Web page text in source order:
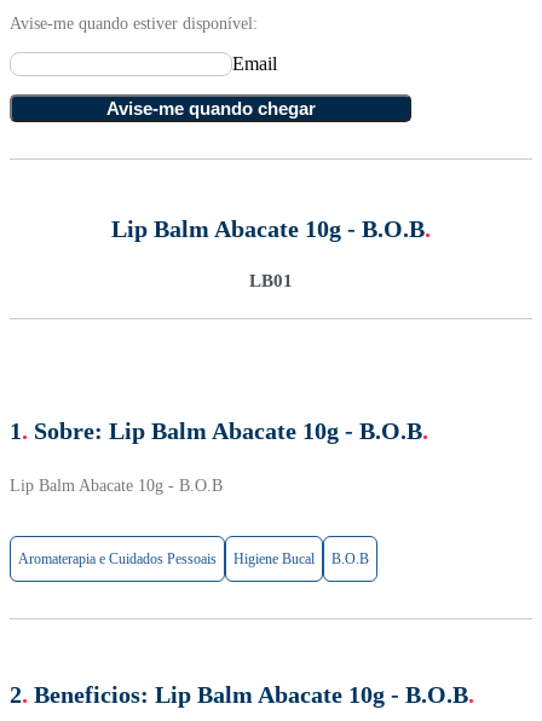
Avise-me quando estiver disponível:
Email
Avise-me quando chegar
Lip Balm Abacate 10g - B.O.B.
LB01
1. Sobre: Lip Balm Abacate 10g - B.O.B.
Lip Balm Abacate 10g - B.O.B
Aromaterapia e Cuidados Pessoais Higiene Bucal B.O.B
2. Beneficios: Lip Balm Abacate 10g - B.O.B.